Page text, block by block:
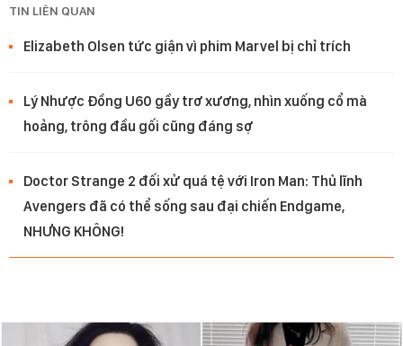
TIN LIÊN QUAN
Elizabeth Olsen tức giận vì phim Marvel bị chỉ trích
Lý Nhược Đồng U60 gầy trơ xương, nhìn xuống cổ mà
hoảng, trông đầu gối cũng đáng sợ
Doctor Strange 2 đối xử quá tệ với Iron Man: Thủ lĩnh
Avengers đã có thể sống sau đại chiến Endgame,
NHƯNG KHÔNG!